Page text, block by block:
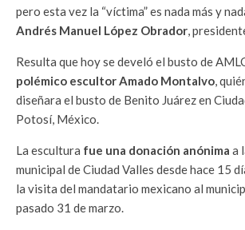
pero esta vez la “víctima” es nada más y
Andrés Manuel López Obrador,
Resulta que hoy se develó el busto de
polémico escultor Amado Montalvo,
diseñara el busto de Benito Juárez en
Potosí, México.
La escultura fue una donación anónima a
municipal de Ciudad Valles desde hace 15
la visita del mandatario mexicano al
pasado 31 de marzo.